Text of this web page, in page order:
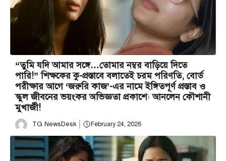
“তুমি যদি আমার সঙ্গে…তোমার নম্বর বাড়িয়ে দিতে
পারি!” শিক্ষকের কু-প্রস্তাবে বলাতেই চরম পরিণতি, বোর্ড
পরীক্ষার আগে ‘জরুরি কাজ’-এর নামে ইঙ্গিতপূর্ণ প্রস্তাব ও
স্কুল জীবনের ভয়ংকর অভিজ্ঞতা প্রকাশ্যে আনলেন কৌশানী
মুখার্জী!
TG NewsDesk February 24, 2026